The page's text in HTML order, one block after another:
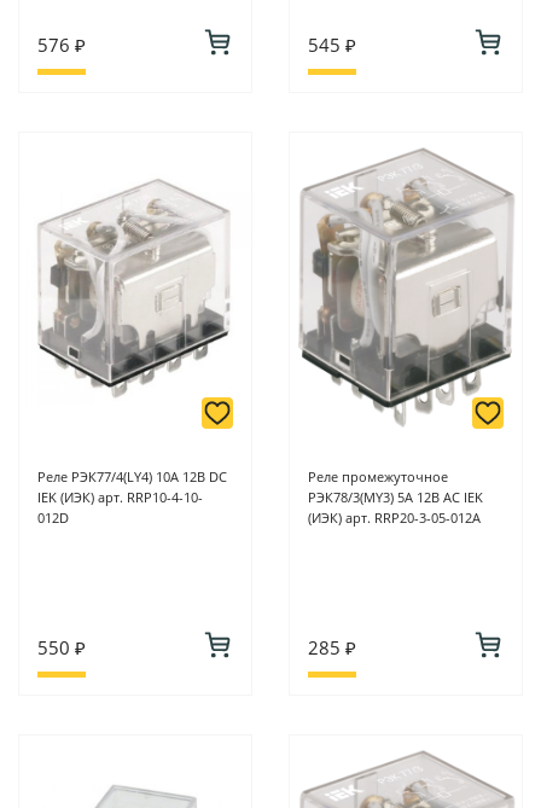
576 ₽ 545 ₽
Реле РЭК77/4(LY4) 10А 12В DC
IEK (ИЭК) арт. RRP10-4-10-
012D
550 ₽
Реле промежуточное
РЭК78/3(MY3) 5А 12В АC IEK
(ИЭК) арт. RRP20-3-05-012A
285 ₽